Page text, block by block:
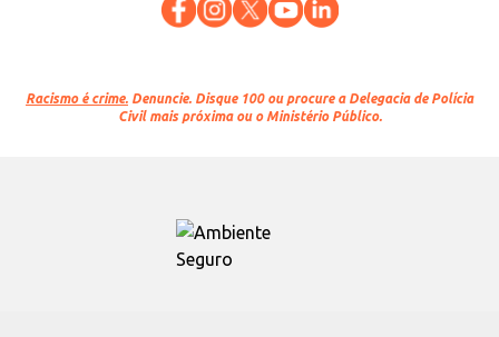
Racismo é crime. Denuncie. Disque 100 ou procure a Delegacia de Polícia
Civil mais próxima ou o Ministério Público.